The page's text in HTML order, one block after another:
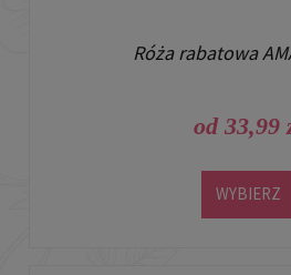
Róża rabatowa
od 33,99
WYBIERZ